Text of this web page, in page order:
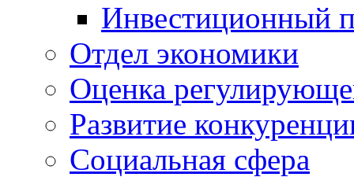
Инвестиционный
Отдел экономики
Оценка
Развитие
Социальная сфера